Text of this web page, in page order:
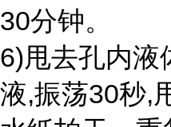
30分钟。
6)甩去孔内液
液,振荡30秒,